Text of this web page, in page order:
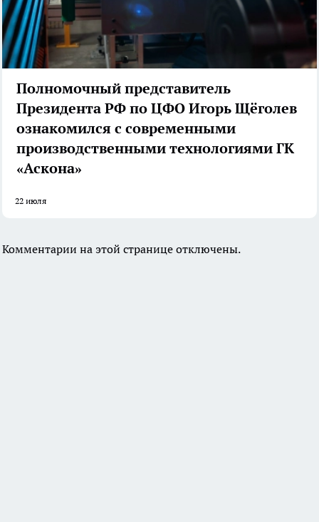
Полномочный представитель
Президента РФ по ЦФО Игорь Щёголев
ознакомился с современными
производственными технологиями ГК
«Аскона»
22 июля
Комментарии на этой странице отключены.